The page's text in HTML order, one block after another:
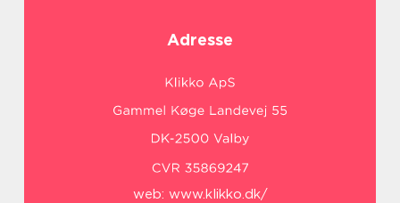
Adresse
web: www.klikko.dk/